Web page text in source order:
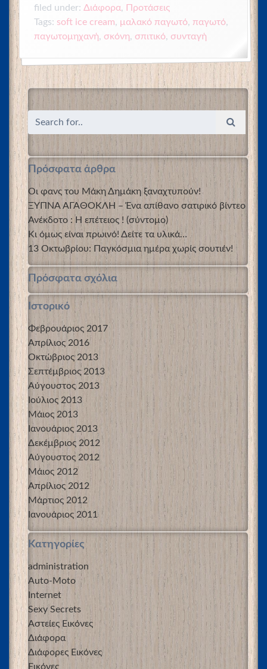
filed under: Διάφορα, Προτάσεις
Tags: soft ice cream, μαλακό παγωτό, παγωτό,
παγωτομηχανή, σκόνη, σπιτικό, συνταγή
Πρόσφατα άρθρα
Οι φανς του Μάκη Δημάκη ξαναχτυπούν!
ΞΥΠΝΑ ΑΓΑΘΟΚΛΗ – Ένα απίθανο σατιρικό βίντεο
Ανέκδοτο : Η επέτειος ! (σύντομο)
Κι όμως είναι πρωινό! Δείτε τα υλικά…
13 Οκτωβρίου: Παγκόσμια ημέρα χωρίς σουτιέν!
Πρόσφατα σχόλια
Ιστορικό
Φεβρουάριος 2017
Απρίλιος 2016
Οκτώβριος 2013
Σεπτέμβριος 2013
Αύγουστος 2013
Ιούλιος 2013
Μάιος 2013
Ιανουάριος 2013
Δεκέμβριος 2012
Αύγουστος 2012
Μάιος 2012
Απρίλιος 2012
Μάρτιος 2012
Ιανουάριος 2011
Kατηγορίες
administration
Auto-Moto
Internet
Sexy Secrets
Αστείες Εικόνες
Διάφορα
Διάφορες Εικόνες
Εικόνες